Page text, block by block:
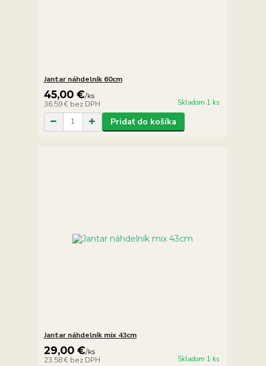
Jantar náhdelník 60cm
45,00 €/ks
36,59 € bez DPH Skladom 1 ks
Pridať do košíka
Jantar náhdelník mix 43cm
29,00 €/ks
23,58 € bez DPH Skladom 1 ks